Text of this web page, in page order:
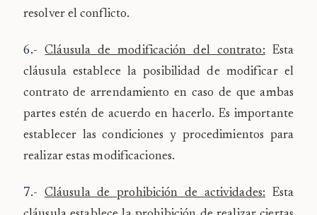
resolver el conflicto.
6.- Cláusula de modificación del contrato: Esta
cláusula establece la posibilidad de modificar el
contrato de arrendamiento en caso de que ambas
partes estén de acuerdo en hacerlo. Es importante
establecer las condiciones y procedimientos para
realizar estas modificaciones.
7.- Cláusula de prohibición de actividades: Esta